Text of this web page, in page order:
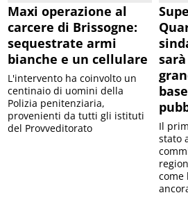
Maxi operazione al
carcere di Brissogne:
sequestrate armi
bianche e un cellulare
L'intervento ha coinvolto un
centinaio di uomini della
Polizia penitenziaria,
provenienti da tutti gli istituti
del Provveditorato
Il
stato
come